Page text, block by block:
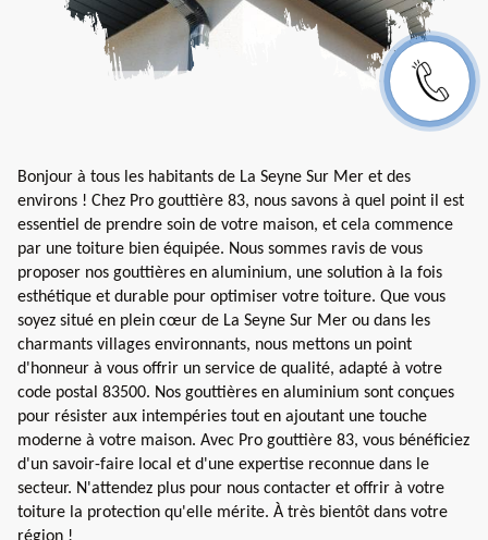
Bonjour à tous les habitants de La Seyne Sur Mer et des
environs ! Chez Pro gouttière 83, nous savons à quel point il est
essentiel de prendre soin de votre maison, et cela commence
par une toiture bien équipée. Nous sommes ravis de vous
proposer nos gouttières en aluminium, une solution à la fois
esthétique et durable pour optimiser votre toiture. Que vous
soyez situé en plein cœur de La Seyne Sur Mer ou dans les
charmants villages environnants, nous mettons un point
d'honneur à vous offrir un service de qualité, adapté à votre
code postal 83500. Nos gouttières en aluminium sont conçues
pour résister aux intempéries tout en ajoutant une touche
moderne à votre maison. Avec Pro gouttière 83, vous bénéficiez
d'un savoir-faire local et d'une expertise reconnue dans le
secteur. N'attendez plus pour nous contacter et offrir à votre
toiture la protection qu'elle mérite. À très bientôt dans votre
région !